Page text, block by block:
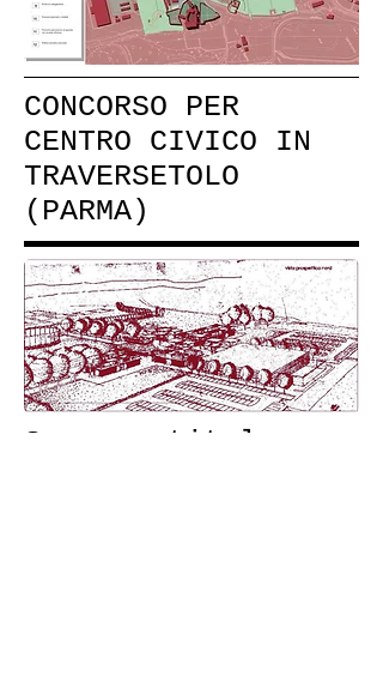
CONCORSO PER
CENTRO CIVICO IN
TRAVERSETOLO
(PARMA)
Sono un titolo.